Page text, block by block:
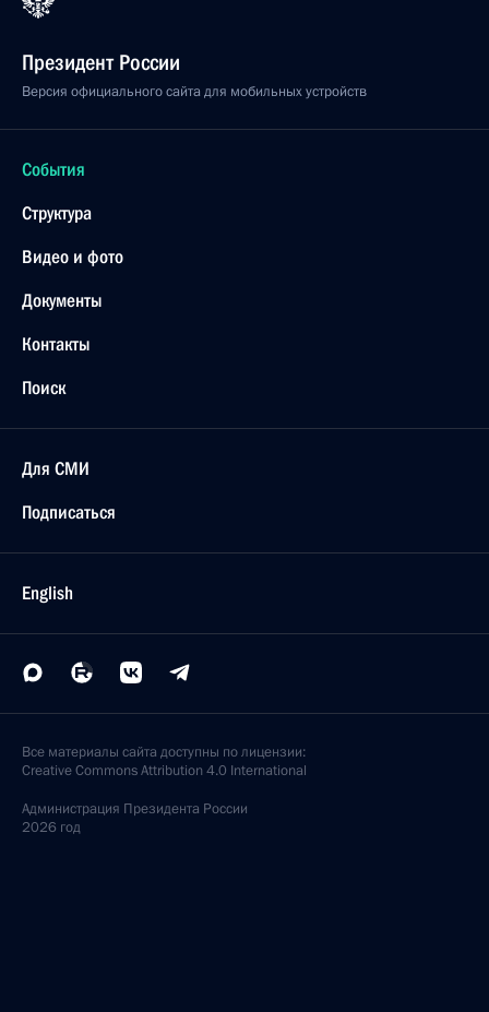
Президент России
Версия официального сайта для мобильных устройств
События
Структура
Видео и фото
Документы
Контакты
Поиск
Для СМИ
Подписаться
English
Все материалы сайта доступны по лицензии:
Creative Commons Attribution 4.0 International
Администрация Президента России
2026 год